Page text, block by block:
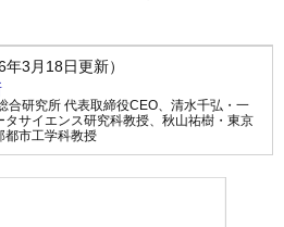
3月18日更新）
合研究所 代表取締役CEO、 清水千弘・一
タサイエンス研究科教授、 秋山祐樹・東京
都市工学科教授